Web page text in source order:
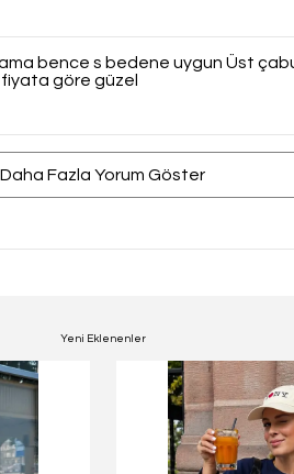
bence s bedene uygun Üst
göre güzel
Daha Fazla Yorum Göster
Yeni Eklenenler